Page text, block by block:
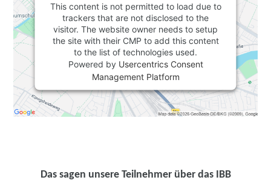
This content is not permitted to load due to
trackers that are not disclosed to the
visitor. The website owner needs to setup
the site with their CMP to add this content
to the list of technologies used.
Powered by Usercentrics Consent
Management Platform
Das sagen unsere Teilnehmer über das IBB